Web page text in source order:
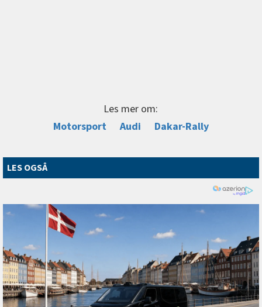
Les mer om:
Motorsport
Audi Dakar-Rally
LES OGSÅ